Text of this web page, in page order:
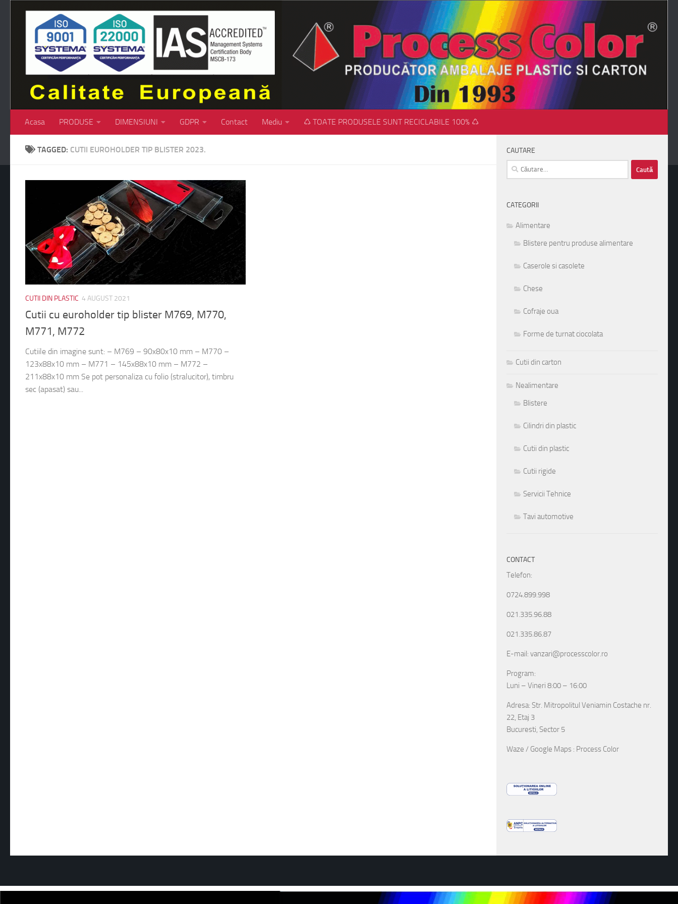
Skip to content
Acasa PRODUSE DIMENSIUNI GDPR Contact Mediu ♺ TOATE PRODUSELE SUNT RECICLABILE 100% ♺
TAGGED: CUTII EUROHOLDER TIP BLISTER 2023.
CUTII DIN PLASTIC 4 AUGUST 2021
Cutii cu euroholder tip blister M769, M770,
M771, M772
Cutiile din imagine sunt: – M769 – 90x80x10 mm – M770 –
123x88x10 mm – M771 – 145x88x10 mm – M772 –
211x88x10 mm Se pot personaliza cu folio (stralucitor), timbru
sec (apasat) sau...
CAUTARE
Caută
după:
CATEGORII
Alimentare
Blistere pentru produse alimentare
Caserole si casolete
Chese
Cofraje oua
Forme de turnat ciocolata
Cutii din carton
Nealimentare
Blistere
Cilindri din plastic
Cutii din plastic
Cutii rigide
Servicii Tehnice
Tavi automotive
CONTACT
Telefon:
0724.899.998
021.335.96.88
021.335.86.87
E-mail: vanzari@processcolor.ro
Program:
Luni – Vineri 8:00 – 16:00
Adresa: Str. Mitropolitul Veniamin Costache nr.
22, Etaj 3
Bucuresti, Sector 5
Waze / Google Maps : Process Color